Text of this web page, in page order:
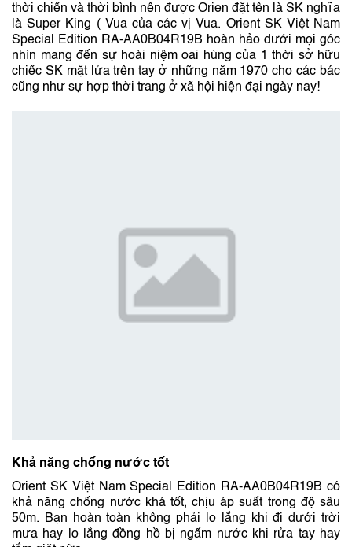
thời chiến và thời bình nên được Orien đặt tên là SK nghĩa
là Super King ( Vua của các vị Vua. Orient SK Việt Nam
Special Edition RA-AA0B04R19B hoàn hảo dưới mọi góc
nhìn mang đến sự hoài niệm oai hùng của 1 thời sở hữu
chiếc SK mặt lửa trên tay ở những năm 1970 cho các bác
cũng như sự hợp thời trang ở xã hội hiện đại ngày nay!
Khả năng chống nước tốt
Orient SK Việt Nam Special Edition RA-AA0B04R19B có
khả năng chống nước khá tốt, chịu áp suất trong độ sâu
50m. Bạn hoàn toàn không phải lo lắng khi đi dưới trời
mưa hay lo lắng đồng hồ bị ngấm nước khi rửa tay hay